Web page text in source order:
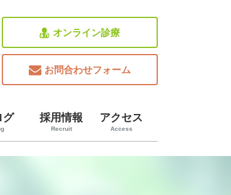
オンライン診療
お問合わせフォーム
グ 採用情報
Recruit
アクセス
Access